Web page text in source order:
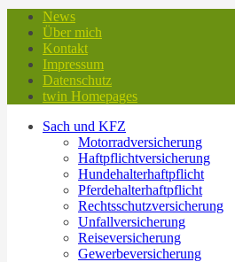
News
Über mich
Kontakt
Impressum
Datenschutz
twin Homepages
Sach und KFZ
Motorradversicherung
Haftpflichtversicherung
Hundehalterhaftpflicht
Pferdehalterhaftpflicht
Rechtsschutzversicherung
Unfallversicherung
Reiseversicherung
Gewerbeversicherung